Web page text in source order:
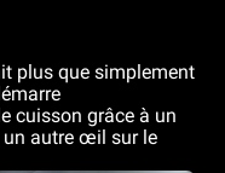
plus que simplement
cuisson grâce à un
un autre œil sur le